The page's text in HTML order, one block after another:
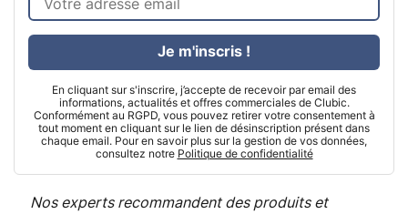
En cliquant sur s'inscrire, j’accepte de recevoir par email des
informations, actualités et offres commerciales de Clubic.
Conformément au RGPD, vous pouvez retirer votre consentement à
tout moment en cliquant sur le lien de désinscription présent dans
chaque email. Pour en savoir plus sur la gestion de vos données,
consultez notre Politique de confidentialité
Je m'inscris !
Nos experts recommandent des produits et